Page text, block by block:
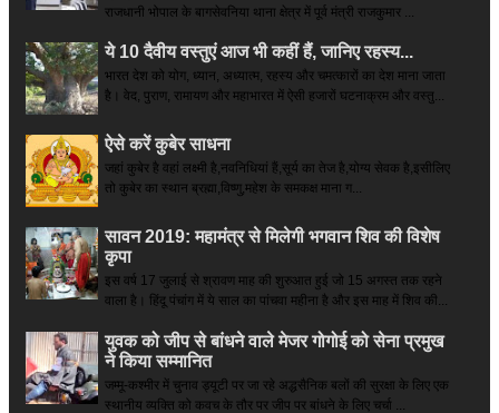
राजधानी भोपाल के बागसेवनिया थाना क्षेत्र में पूर्व मंत्री राजकुमार ...
ये 10 दैवीय वस्तुएं आज भी कहीं हैं, जानिए रहस्य...
भारत देश को योग, ध्यान, अध्यात्म, रहस्य और चमत्कारों का देश माना जाता
है। वेद, पुराण, रामायण और महाभारत में ऐसी हजारों घटनाक्रम और वस्तु...
ऐसे करें कुबेर साधना
जहां कुबेर है­ वहां लक्ष्मी है,नवनिधियां हैं,सूर्य का तेज है,योग्य सेवक है,इसीलिए
तो कुबेर का स्थान ब्रह्मा,विष्णु,महेश के समकक्ष माना ग...
सावन 2019: महामंत्र से मिलेगी भगवान शिव की विशेष
कृपा
इस वर्ष 17 जुलाई से श्रावण माह की शुरुआत हुई जो 15 अगस्त तक रहने
वाला है। हिंदू पंचांग में ये साल का पांचवा महीना है और इस माह में शिव की...
युवक को जीप से बांधने वाले मेजर गोगोई को सेना प्रमुख
ने किया सम्‍मानित
जम्मू-कश्मीर में चुनाव ड्यूटी पर जा रहे अद्धसैनिक बलों की सुरक्षा के लिए एक
स्थानीय व्यक्ति को कवच के तौर पर जीप पर बांधने के लिए चर्चा ...